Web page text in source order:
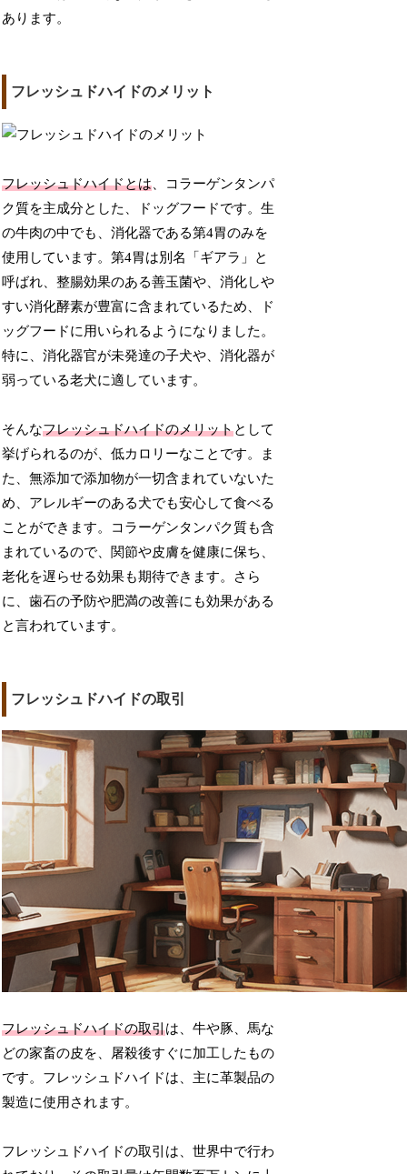
あります。
フレッシュドハイドのメリット
フレッシュドハイドとは、コラーゲンタンパ
ク質を主成分とした、ドッグフードです。生
の牛肉の中でも、消化器である第4胃のみを
使用しています。第4胃は別名「ギアラ」と
呼ばれ、整腸効果のある善玉菌や、消化しや
すい消化酵素が豊富に含まれているため、ド
ッグフードに用いられるようになりました。
特に、消化器官が未発達の子犬や、消化器が
弱っている老犬に適しています。
そんなフレッシュドハイドのメリットとして
挙げられるのが、低カロリーなことです。ま
た、無添加で添加物が一切含まれていないた
め、アレルギーのある犬でも安心して食べる
ことができます。コラーゲンタンパク質も含
まれているので、関節や皮膚を健康に保ち、
老化を遅らせる効果も期待できます。さら
に、歯石の予防や肥満の改善にも効果がある
と言われています。
フレッシュドハイドの取引
フレッシュドハイドの取引は、牛や豚、馬な
どの家畜の皮を、屠殺後すぐに加工したもの
です。フレッシュドハイドは、主に革製品の
製造に使用されます。
フレッシュドハイドの取引は、世界中で行わ